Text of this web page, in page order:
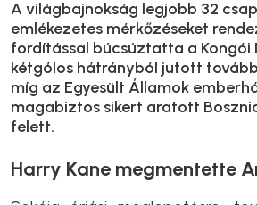
A világbajnokság legjobb 32
emlékezetes mérkőzéseket
fordítással búcsúztatta a Kongói
kétgólos hátrányból jutott
míg az Egyesült Államok
magabiztos sikert aratott
felett.
Harry Kane megmentette